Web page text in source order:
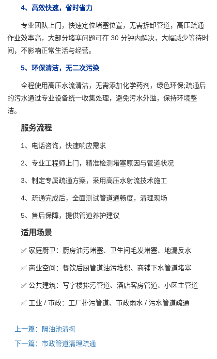
4、高效快速，省时省力
专业团队上门，快速定位堵塞位置，无需拆卸管道，高压疏通
作业效率高，大部分堵塞问题可在 30 分钟内解决，大幅减少等待时
间，不影响正常生活与经营。
5、环保清洁，无二次污染
全程使用高压水流清洁，无需添加化学药剂，绿色环保;疏通后
的污水通过专业设备统一收集处理，避免污水外溢，保持环境整
洁。
服务流程
1、电话咨询，快速响应需求
2、专业工程师上门，精准检测堵塞原因与管道状况
3、制定专属疏通方案，采用高压水射流技术施工
4、疏通完成后，全面测试管道通畅度，清理现场
5、售后保障，提供管道养护建议
适用场景
✅ 家庭厨卫：厨房油污堵塞、卫生间毛发堵塞、地漏反水
✅ 商业空间：餐饮后厨管道油污堆积、商铺下水管道堵塞
✅ 公共建筑：写字楼排污管道、酒店客房管道、小区主管道
✅ 工业 / 市政：工厂排污管道、市政雨水 / 污水管道疏通
上一篇：隔油池清掏
下一篇：市政管道清理疏通